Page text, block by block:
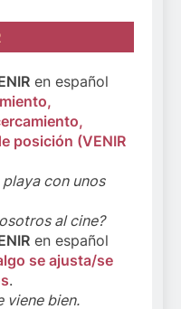
en español
posición (VENIR
playa con unos
al cine?
en español
se ajusta/se
.
viene bien.